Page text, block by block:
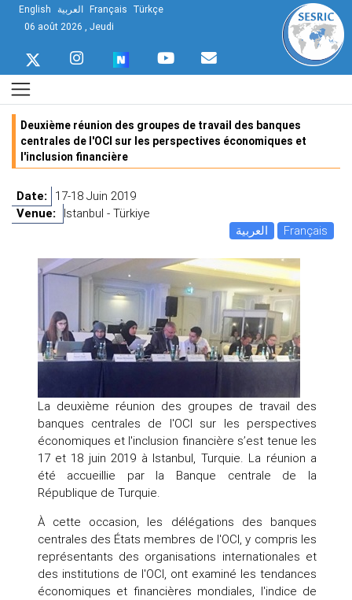
English العربية Français Türkçe
06 août 2026 , Jeudi
Deuxième réunion des groupes de travail des banques
centrales de l'OCI sur les perspectives économiques et
l'inclusion financière
Date: 17-18 Juin 2019
Venue: Istanbul - Türkiye
العربية
Français
La deuxième réunion des groupes de travail des
banques centrales de l'OCI sur les perspectives
économiques et l'inclusion financière s’est tenue les
17 et 18 juin 2019 à Istanbul, Turquie. La réunion a
été accueillie par la Banque centrale de la
République de Turquie.
À cette occasion, les délégations des banques
centrales des États membres de l'OCI, y compris les
représentants des organisations internationales et
des institutions de l'OCI, ont examiné les tendances
économiques et financières mondiales, l'indice de